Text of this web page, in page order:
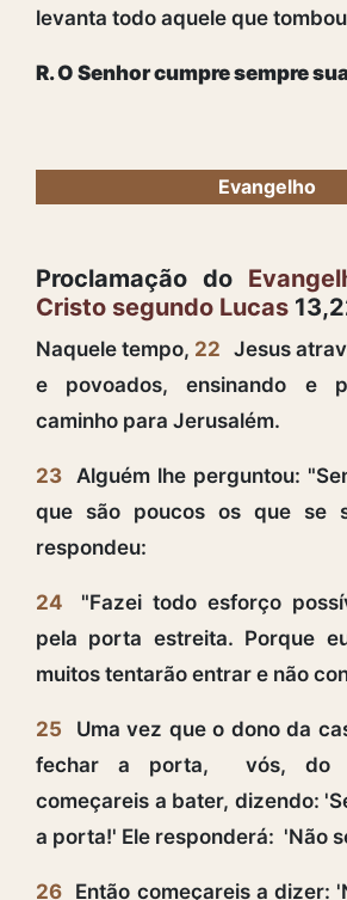
levanta todo aquele que
R. O Senhor cumpre sempre
Evangelho
Proclamação do
Cristo segundo Lucas
Naquele tempo, 22 Jesus
e povoados, ensinando e
caminho para Jerusalém.
23
Alguém lhe perguntou:
que são poucos os que se
respondeu:
24
"Fazei todo esforço
pela porta estreita. Porque
muitos tentarão entrar e não
25
Uma vez que o dono da
fechar a porta, vós, do
começareis a bater, dizendo:
a porta!' Ele responderá: 'Não
26 Então começareis a dizer: